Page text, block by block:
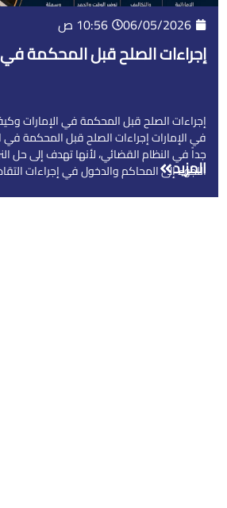
06/05/2026 10:56 ص
إجراءات الصلح قبل المحكمة
إجراءات الصلح قبل المحكمة في الإمارات
في الإمارات إجراءات الصلح قبل المحكمة في
جداً في النظام القضائي، لأنها تهدف إلى حل
اللجوء إلى المحاكم والدخول في إجراءات
المزيد